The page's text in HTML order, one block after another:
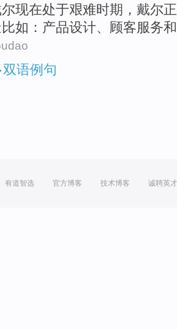
现在处于艰难时期 ，戴尔正
比如： 产品设计、 顾客服务
语例句
有道智选 官方博客 技术博客 诚聘英才